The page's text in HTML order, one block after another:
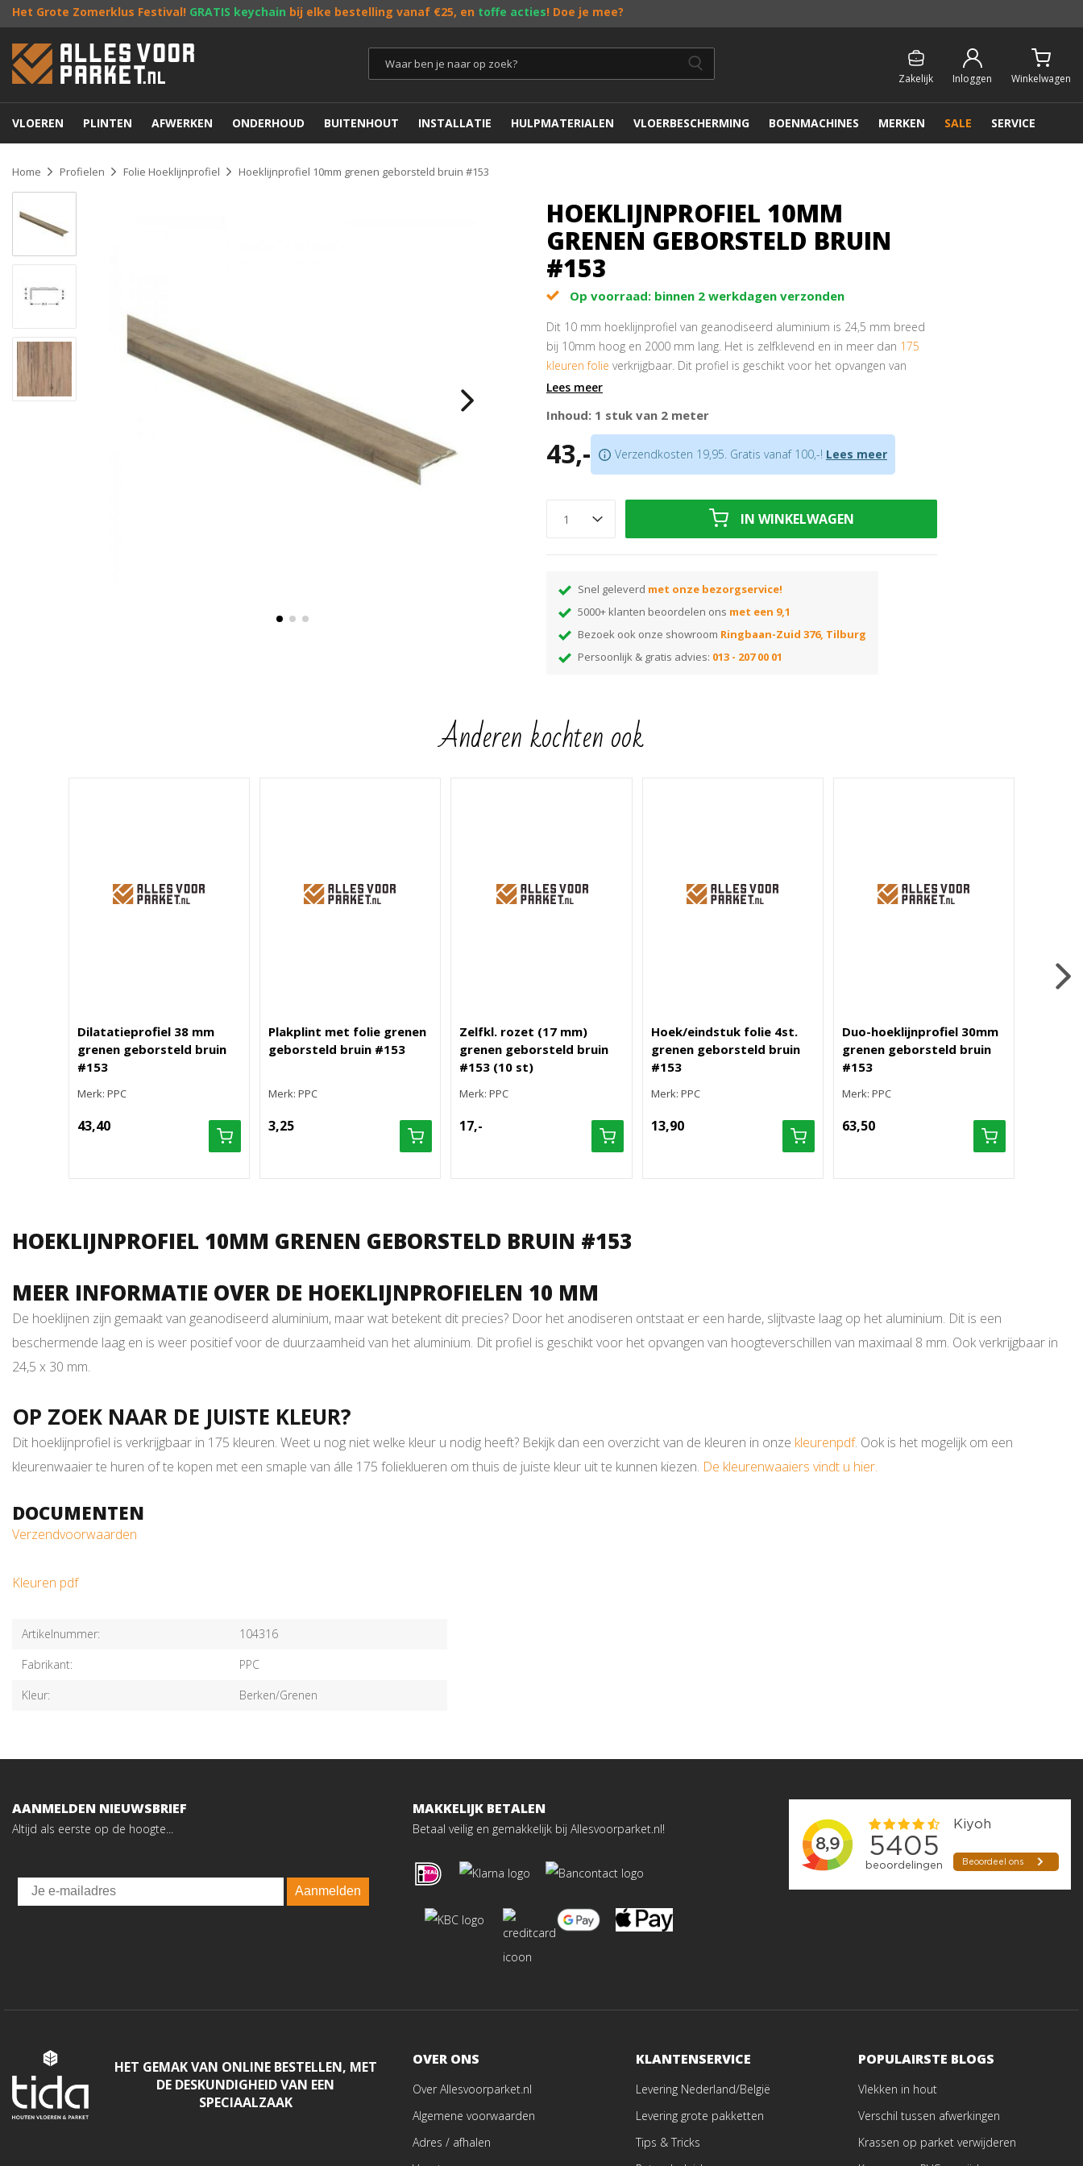
Het Grote Zomerklus Festival! GRATIS keychain bij elke bestelling vanaf €25, en toffe acties! Doe je mee?
Zakelijk Inloggen Winkelwagen
VLOEREN PLINTEN AFWERKEN ONDERHOUD BUITENHOUT INSTALLATIE HULPMATERIALEN VLOERBESCHERMING BOENMACHINES MERKEN SALE SERVICE
Home Profielen Folie Hoeklijnprofiel Hoeklijnprofiel 10mm grenen geborsteld bruin #153
HOEKLIJNPROFIEL 10MM
GRENEN GEBORSTELD BRUIN
#153
Op voorraad: binnen 2 werkdagen verzonden
Dit 10 mm hoeklijnprofiel van geanodiseerd aluminium is 24,5 mm breed
bij 10mm hoog en 2000 mm lang. Het is zelfklevend en in meer dan 175
kleuren folie verkrijgbaar. Dit profiel is geschikt voor het opvangen van
hoogteverschillen van maximaal 8 mm.
Prijs is per 2 meter
Superieure plakkracht
Goed voor het opvangen van hoogteverschillen van max. 8 mm
houd rekening met +/- 5%snijverlies tijdens montage
ben je nog op zoek naar de juiste kleur? Huur dan onze
monsterwaaier
! Hiermee kun je thuis de beste kleur kiezen! Elke kleur op
de waaier heeft een nummer dat correspondeert met het nummer van de
Lees meer
Inhoud: 1 stuk van 2 meter
43,- Verzendkosten 19,95. Gratis vanaf 100,-! Lees meer
IN WINKELWAGEN
Snel geleverd met onze bezorgservice!
5000+ klanten beoordelen ons met een 9,1
Bezoek ook onze showroom Ringbaan-Zuid 376, Tilburg
Persoonlijk & gratis advies: 013 - 207 00 01
Anderen kochten ook
Dilatatieprofiel 38 mm
grenen geborsteld bruin
#153
Merk: PPC
43,40
Plakplint met folie grenen
geborsteld bruin #153
Merk: PPC
3,25
Zelfkl. rozet (17 mm)
grenen geborsteld bruin
#153 (10 st)
Merk: PPC
17,-
Hoek/eindstuk folie 4st.
grenen geborsteld bruin
#153
Merk: PPC
13,90
Duo-hoeklijnprofiel 30mm
grenen geborsteld bruin
#153
Merk: PPC
63,50
HOEKLIJNPROFIEL 10MM GRENEN GEBORSTELD BRUIN #153
MEER INFORMATIE OVER DE HOEKLIJNPROFIELEN 10 MM
De hoeklijnen zijn gemaakt van geanodiseerd aluminium, maar wat betekent dit precies? Door het anodiseren ontstaat er een harde, slijtvaste laag op het aluminium. Dit is een
beschermende laag en is weer positief voor de duurzaamheid van het aluminium. Dit profiel is geschikt voor het opvangen van hoogteverschillen van maximaal 8 mm. Ook verkrijgbaar in
24,5 x 30 mm.
OP ZOEK NAAR DE JUISTE KLEUR?
Dit hoeklijnprofiel is verkrijgbaar in 175 kleuren. Weet u nog niet welke kleur u nodig heeft? Bekijk dan een overzicht van de kleuren in onze kleurenpdf. Ook is het mogelijk om een
kleurenwaaier te huren of te kopen met een smaple van álle 175 folieklueren om thuis de juiste kleur uit te kunnen kiezen. De kleurenwaaiers vindt u hier.
DOCUMENTEN
Verzendvoorwaarden
Kleuren pdf
Artikelnummer:
104316
Fabrikant:
PPC
Kleur:
Berken/Grenen
AANMELDEN NIEUWSBRIEF
Altijd als eerste op de hoogte...
Email
Aanmelden
MAKKELIJK BETALEN
Betaal veilig en gemakkelijk bij Allesvoorparket.nl!
HET GEMAK VAN ONLINE BESTELLEN, MET
DE DESKUNDIGHEID VAN EEN
SPECIAALZAAK
OVER ONS
Over Allesvoorparket.nl
Algemene voorwaarden
Adres / afhalen
KLANTENSERVICE
Levering Nederland/België
Levering grote pakketten
Tips & Tricks
POPULAIRSTE BLOGS
Vlekken in hout
Verschil tussen afwerkingen
Krassen op parket verwijderen